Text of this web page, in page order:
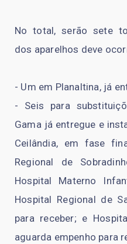
No total, serão sete
dos aparelhos deve
- Um em Planaltina, já
- Seis para
Gama já entregue e
Ceilândia, em fase
Regional de
Hospital Materno
Hospital Regional de
para receber; e
aguarda empenho para